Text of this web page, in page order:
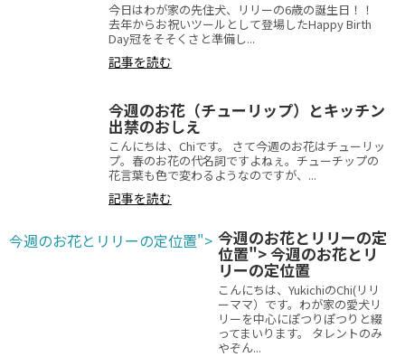
今日はわが家の先住犬、リリーの6歳の誕生日！！
去年からお祝いツールとして登場したHappy Birth
Day冠をそそくさと準備し...
記事を読む
今週のお花（チューリップ）とキッチン
出禁のおしえ
こんにちは、Chiです。 さて今週のお花はチューリッ
プ。春のお花の代名詞ですよねぇ。チューチップの
花言葉も色で変わるようなのですが、...
記事を読む
今週のお花とリリーの定位置"> 今週のお花とリリーの定
位置">今週のお花とリ
リーの定位置
こんにちは、YukichiのChi(リリ
ーママ）です。わが家の愛犬リ
リーを中心にぽつりぽつりと綴
ってまいります。 タレントのみ
やぞん...